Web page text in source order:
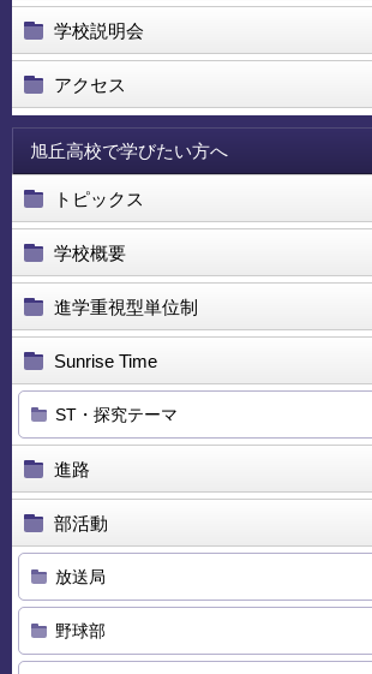
学校説明会
アクセス
旭丘高校で学びたい方へ
トピックス
学校概要
進学重視型単位制
Sunrise Time
ST・探究テーマ
進路
部活動
放送局
野球部